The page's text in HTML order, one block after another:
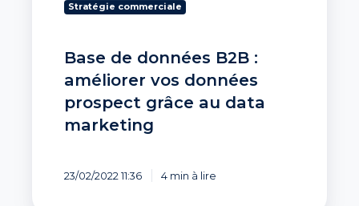
Stratégie commerciale
Base de données B2B :
améliorer vos données
prospect grâce au data
marketing
23/02/2022 11:36 4 min à lire